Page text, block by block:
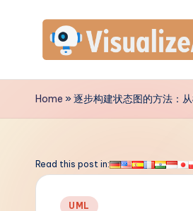
contentV
is
a
Home »逐步构建状态图的方法：
Read this post in:
Posted
UML